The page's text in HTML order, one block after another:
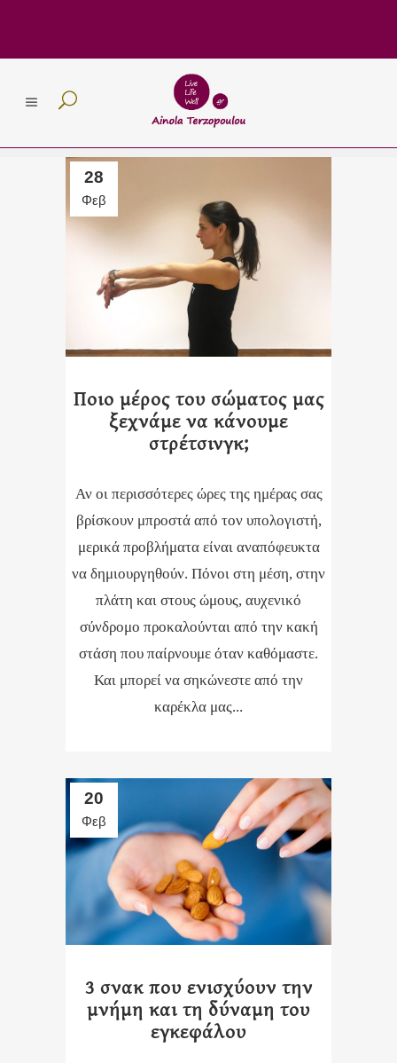
28
Φεβ
Ποιο μέρος του σώματος μας
ξεχνάμε να κάνουμε
στρέτσινγκ;
Αν οι περισσότερες ώρες της ημέρας σας
βρίσκουν μπροστά από τον υπολογιστή,
μερικά προβλήματα είναι αναπόφευκτα
να δημιουργηθούν. Πόνοι στη μέση, στην
πλάτη και στους ώμους, αυχενικό
σύνδρομο προκαλούνται από την κακή
στάση που παίρνουμε όταν καθόμαστε.
Και μπορεί να σηκώνεστε από την
καρέκλα μας...
20
Φεβ
3 σνακ που ενισχύουν την
μνήμη και τη δύναμη του
εγκεφάλου